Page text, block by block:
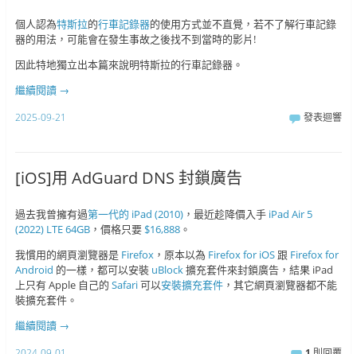
個人認為特斯拉的行車記錄器的使用方式並不直覺，若不了解行車記錄
器的用法，可能會在發生事故之後找不到當時的影片!
因此特地獨立出本篇來說明特斯拉的行車記錄器。
繼續閱讀 →
2025-09-21 發表迴響
[iOS]用 AdGuard DNS 封鎖廣告
過去我曾擁有過第一代的 iPad (2010)，最近趁降價入手 iPad Air 5
(2022) LTE 64GB，價格只要 $16,888。
我慣用的網頁瀏覽器是 Firefox，原本以為 Firefox for iOS跟 Firefox for
Android 的一樣，都可以安裝 uBlock擴充套件來封鎖廣告，結果 iPad
上只有 Apple 自己的 Safari可以安裝擴充套件，其它網頁瀏覽器都不能
裝擴充套件。
繼續閱讀 →